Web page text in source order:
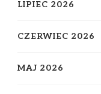
LIPIEC 2026
CZERWIEC 2026
MAJ 2026